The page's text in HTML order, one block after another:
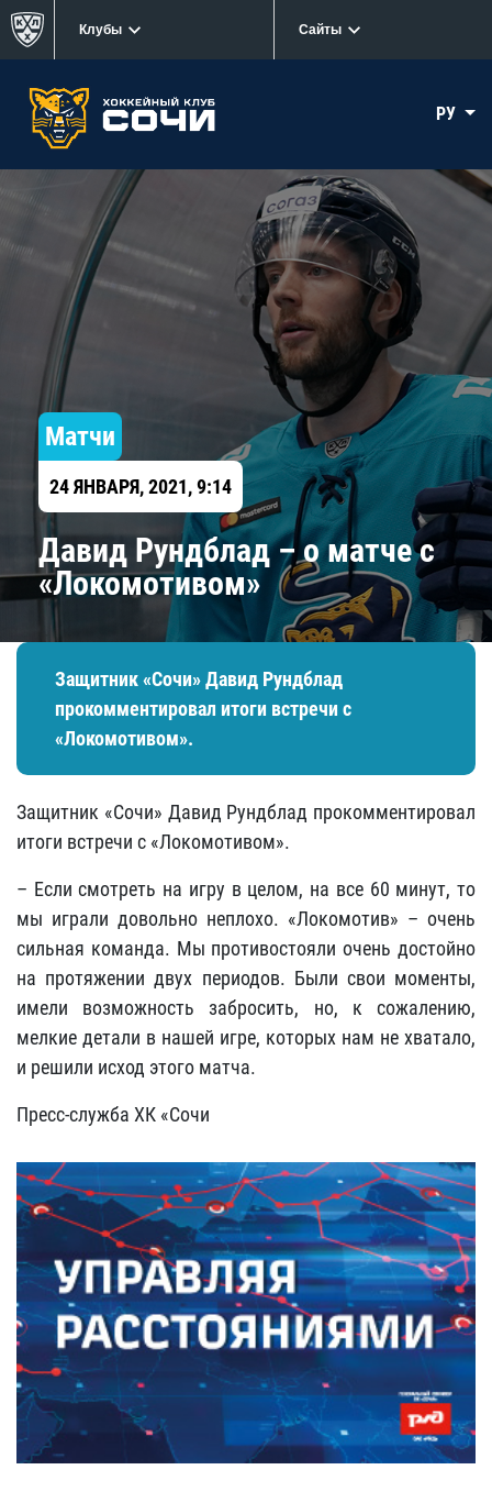
Клубы Сайты
РУ
Матчи
24 ЯНВАРЯ, 2021, 9:14
Давид Рундблад – о матче с
«Локомотивом»
Защитник «Сочи» Давид Рундблад
прокомментировал итоги встречи с
«Локомотивом».
Защитник «Сочи» Давид Рундблад прокомментировал
итоги встречи с «Локомотивом».
– Если смотреть на игру в целом, на все 60 минут, то
мы играли довольно неплохо. «Локомотив» – очень
сильная команда. Мы противостояли очень достойно
на протяжении двух периодов. Были свои моменты,
имели возможность забросить, но, к сожалению,
мелкие детали в нашей игре, которых нам не хватало,
и решили исход этого матча.
Пресс-служба ХК «Сочи